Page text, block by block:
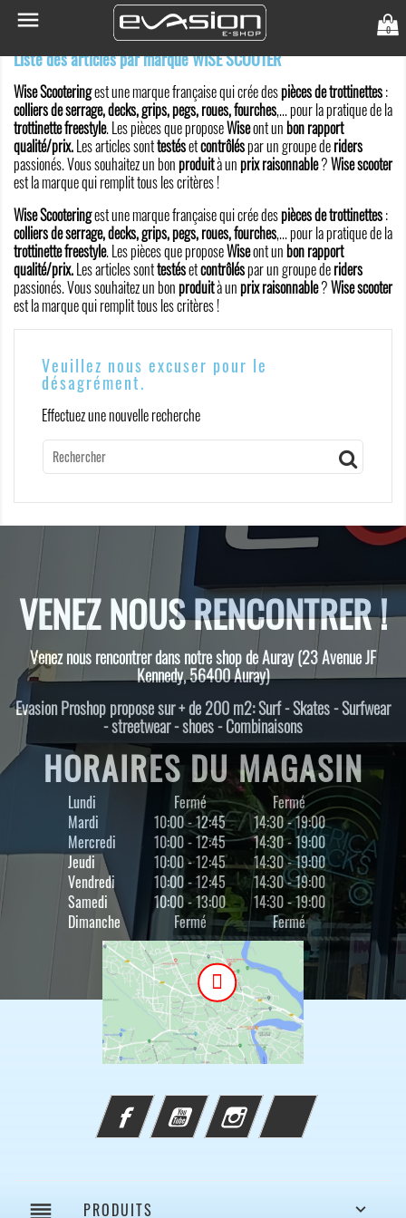
 0
Liste des articles par marque WISE SCOOTER
Wise Scooteringest une marque française qui crée despièces de trottinettes:
colliers de serrage, decks, grips, pegs, roues, fourches,... pour la pratique de la
trottinette freestyle. Les pièces que proposeWiseont unbon rapport
qualité/prix.Les articles sonttestésetcontrôléspar un groupe deriders
passionés. Vous souhaitez un bonproduità unprix raisonnable?Wise scooter
est la marque qui remplit tous les critères !
Wise Scooteringest une marque française qui crée despièces de trottinettes:
colliers de serrage, decks, grips, pegs, roues, fourches,... pour la pratique de la
trottinette freestyle. Les pièces que proposeWiseont unbon rapport
qualité/prix.Les articles sonttestésetcontrôléspar un groupe deriders
passionés. Vous souhaitez un bonproduità unprix raisonnable?Wise scooter
est la marque qui remplit tous les critères !
Veuillez nous excuser pour le
désagrément.
Effectuez une nouvelle recherche
VENEZ NOUS RENCONTRER !
Venez nous rencontrer dans notre shop de Auray (23 Avenue JF
Kennedy, 56400 Auray)
Evasion Proshop propose sur + de 200 m2: Surf - Skates - Surfwear
- streetwear - shoes - Combinaisons
HORAIRES DU MAGASIN
Lundi Fermé
Fermé
Mardi
10:00 - 12:45
14:30 - 19:00
Mercredi
10:00 - 12:45
14:30 - 19:00
Jeudi
10:00 - 12:45
14:30 - 19:00
Vendredi
10:00 - 12:45
14:30 - 19:00
Samedi
10:00 - 13:00
14:30 - 19:00
Dimanche
Fermé Fermé
FacebookYouTube InstagramTikTok
reorder PRODUITS 